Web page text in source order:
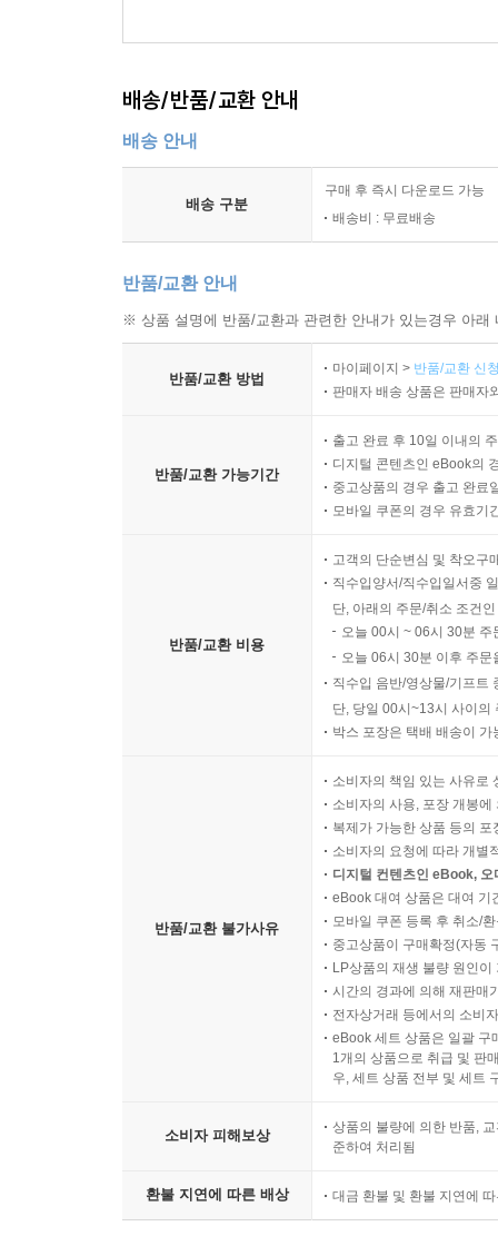
배송/반품/교환 안내
배송 안내
배송 구분
구매 후 즉시 다운로드 가능
배송비 : 무료배송
반품/교환 안내
※ 상품 설명에 반품/교환과 관련한 안내가 있는경우 아
반품/교환 방법
마이페이지 > 반품/교환 신
판매자 배송 상품은 판매자
반품/교환 가능기간
출고 완료 후 10일 이내의
디지털 콘텐츠인 eBook의
중고상품의 경우 출고 완료
모바일 쿠폰의 경우 유효기
반품/교환 비용
고객의 단순변심 및 착오구
직수입양서/직수입일서중
단, 아래의 주문/취소 조건
오늘 00시 ~ 06시 30분
오늘 06시 30분 이후 주
직수입 음반/영상물/기프트
단, 당일 00시~13시 사이의
박스 포장은 택배 배송이
반품/교환 불가사유
소비자의 책임 있는 사유로
소비자의 사용, 포장 개봉
복제가 가능한 상품 등의
소비자의 요청에 따라 개별
디지털 컨텐츠인 eBook,
eBook 대여 상품은 대여 기
모바일 쿠폰 등록 후 취소/
중고상품이 구매확정(자동
LP상품의 재생 불량 원인
시간의 경과에 의해 재판매
전자상거래 등에서의 소비
eBook 세트 상품은 일괄 구
1개의 상품으로 취급 및 판
우, 세트 상품 전부 및 세트
소비자 피해보상
상품의 불량에 의한 반품,
준하여 처리됨
환불 지연에 따른 배상 대금 환불 및 환불 지연에